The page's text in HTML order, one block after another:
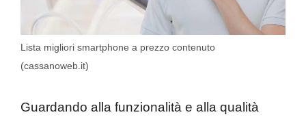
Lista migliori smartphone a prezzo contenuto
(cassanoweb.it)
Guardando alla funzionalità e alla qualità